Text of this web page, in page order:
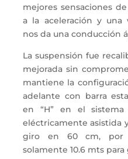
mejores sensaciones
a la aceleración y una
nos da una conducción
La suspensión fue
mejorada sin
mantiene la
adelante con barra
en “H” en el
eléctricamente asistida
giro en 60 cm, por
solamente 10.6 mts para